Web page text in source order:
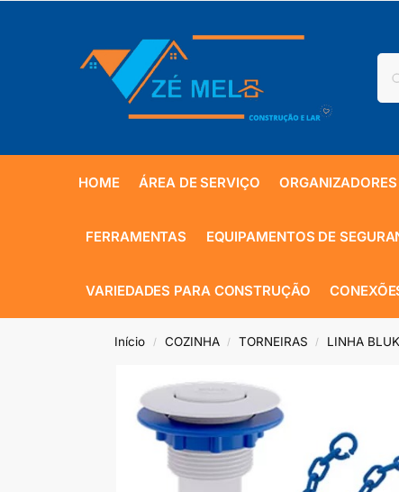
HOME ÁREA DE SERVIÇO ORGANIZADORES
FERRAMENTAS EQUIPAMENTOS DE
VARIEDADES PARA CONSTRUÇÃO
Início / COZINHA / TORNEIRAS / LINHA